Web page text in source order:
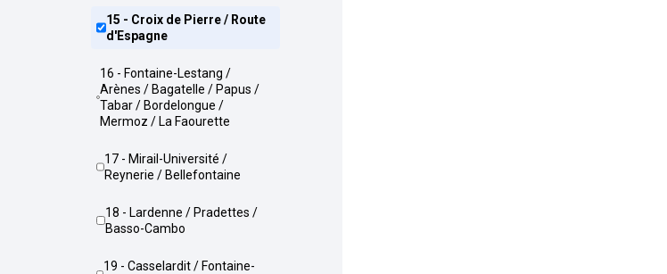
15 - Croix de Pierre / Route
d'Espagne
16 - Fontaine-Lestang /
Arènes / Bagatelle / Papus /
Tabar / Bordelongue /
Mermoz / La Faourette
17 - Mirail-Université /
Reynerie / Bellefontaine
18 - Lardenne / Pradettes /
Basso-Cambo
19 - Casselardit / Fontaine-